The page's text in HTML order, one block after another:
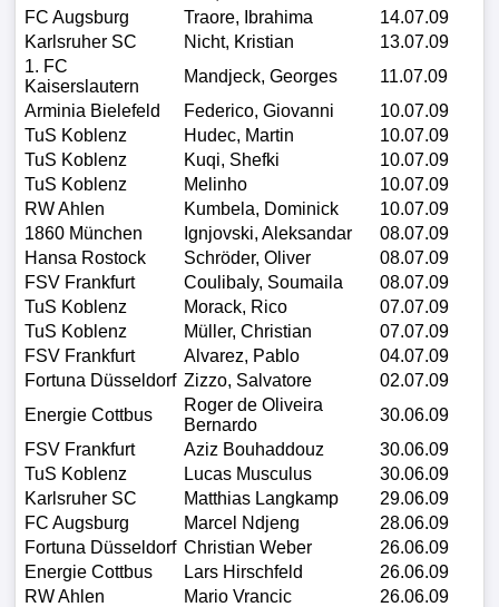
FC Augsburg
Traore, Ibrahima
14.07.09
Karlsruher SC
Nicht, Kristian
13.07.09
1. FC
Kaiserslautern
Mandjeck, Georges
11.07.09
Arminia Bielefeld
Federico, Giovanni
10.07.09
TuS Koblenz
Hudec, Martin
10.07.09
TuS Koblenz
Kuqi, Shefki
10.07.09
TuS Koblenz
Melinho
10.07.09
RW Ahlen
Kumbela, Dominick
10.07.09
1860 München
Ignjovski, Aleksandar
08.07.09
Hansa Rostock
Schröder, Oliver
08.07.09
FSV Frankfurt
Coulibaly, Soumaila
08.07.09
TuS Koblenz
Morack, Rico
07.07.09
TuS Koblenz
Müller, Christian
07.07.09
FSV Frankfurt
Alvarez, Pablo
04.07.09
Fortuna Düsseldorf Zizzo, Salvatore
02.07.09
Energie Cottbus
Roger de Oliveira
Bernardo
30.06.09
FSV Frankfurt
Aziz Bouhaddouz
30.06.09
TuS Koblenz
Lucas Musculus
30.06.09
Karlsruher SC
Matthias Langkamp
29.06.09
FC Augsburg
Marcel Ndjeng
28.06.09
Fortuna Düsseldorf Christian Weber
26.06.09
Energie Cottbus
Lars Hirschfeld
26.06.09
RW Ahlen
Mario Vrancic
26.06.09